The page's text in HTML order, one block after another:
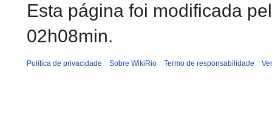
Esta página foi modificada
02h08min.
Política de privacidade Sobre WikiRio Termo de responsabilidade